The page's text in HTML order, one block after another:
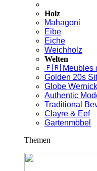
Holz
Mahagoni
Eibe
Eiche
Weichholz
Welten
🇫🇷 Meubles
Golden 20s
Globe
Authentic
Traditional
Clayre & Eef
Gartenmöbel
Themen